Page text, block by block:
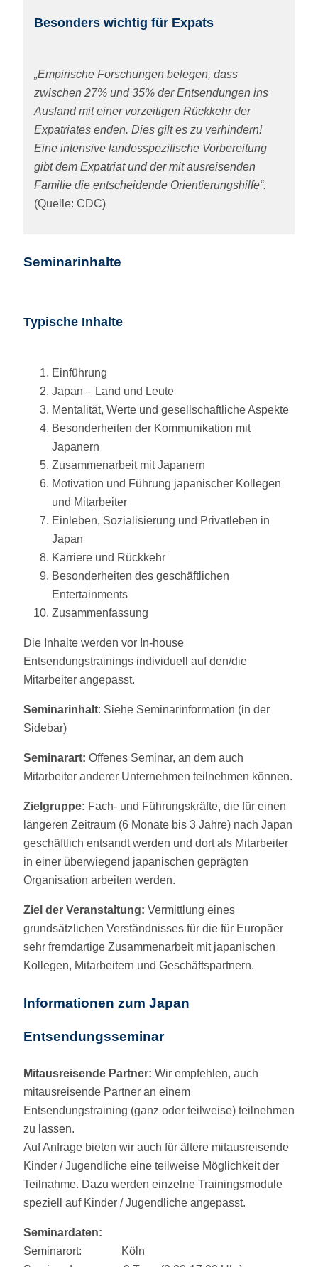
Besonders wichtig für Expats
„Empirische Forschungen belegen, dass
zwischen 27% und 35% der Entsendungen ins
Ausland mit einer vorzeitigen Rückkehr der
Expatriates enden. Dies gilt es zu verhindern!
Eine intensive landesspezifische Vorbereitung
gibt dem Expatriat und der mit ausreisenden
Familie die entscheidende Orientierungshilfe“.
(Quelle: CDC)
Seminarinhalte
Typische Inhalte
Einführung
Japan – Land und Leute
Mentalität, Werte und gesellschaftliche Aspekte
Besonderheiten der Kommunikation mit
Japanern
Zusammenarbeit mit Japanern
Motivation und Führung japanischer Kollegen
und Mitarbeiter
Einleben, Sozialisierung und Privatleben in
Japan
Karriere und Rückkehr
Besonderheiten des geschäftlichen
Entertainments
Zusammenfassung
Die Inhalte werden vor In-house
Entsendungstrainings individuell auf den/die
Mitarbeiter angepasst.
Seminarinhalt: Siehe Seminarinformation (in der
Sidebar)
Seminarart: Offenes Seminar, an dem auch
Mitarbeiter anderer Unternehmen teilnehmen können.
Zielgruppe: Fach- und Führungskräfte, die für einen
längeren Zeitraum (6 Monate bis 3 Jahre) nach Japan
geschäftlich entsandt werden und dort als Mitarbeiter
in einer überwiegend japanischen geprägten
Organisation arbeiten werden.
Ziel der Veranstaltung: Vermittlung eines
grundsätzlichen Verständnisses für die für Europäer
sehr fremdartige Zusammenarbeit mit japanischen
Kollegen, Mitarbeitern und Geschäftspartnern.
Informationen zum Japan
Entsendungsseminar
Mitausreisende Partner: Wir empfehlen, auch
mitausreisende Partner an einem
Entsendungstraining (ganz oder teilweise) teilnehmen
zu lassen.
Auf Anfrage bieten wir auch für ältere mitausreisende
Kinder / Jugendliche eine teilweise Möglichkeit der
Teilnahme. Dazu werden einzelne Trainingsmodule
speziell auf Kinder / Jugendliche angepasst.
Seminardaten:
Seminarort: Köln